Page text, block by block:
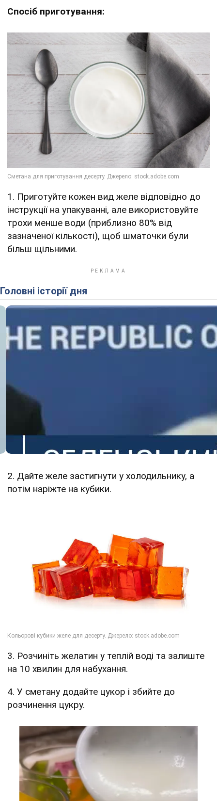
Спосіб приготування:
1. Приготуйте кожен вид желе відповідно до
інструкції на упакуванні, але використовуйте
трохи менше води (приблизно 80% від
зазначеної кількості), щоб шматочки були
більш щільними.
Головні історії дня
2. Дайте желе застигнути у холодильнику, а
потім наріжте на кубики.
3. Розчиніть желатин у теплій воді та залиште
на 10 хвилин для набухання.
4. У сметану додайте цукор і збийте до
розчинення цукру.